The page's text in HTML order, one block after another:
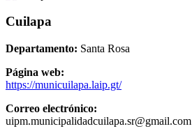
Cuilapa
Departamento: Santa Rosa
Página web:
https://municuilapa.laip.gt/
Correo electrónico:
uipm.municipalidadcuilapa.sr@gmail.com